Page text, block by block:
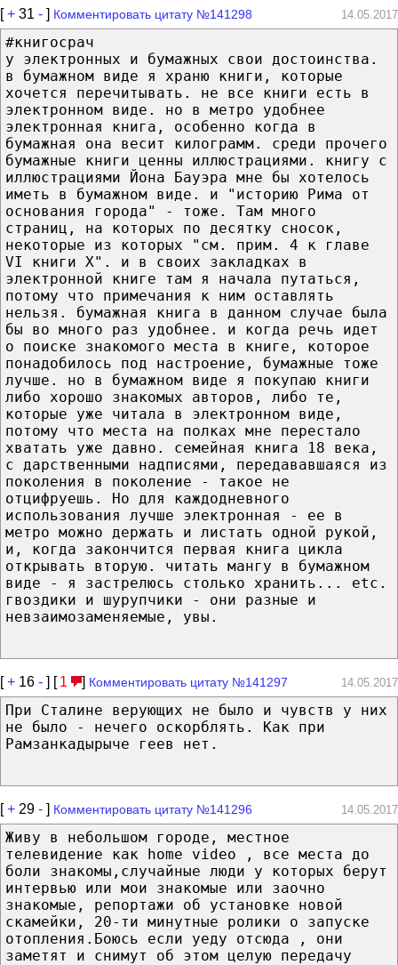
[+ 31 - ] Комментировать цитату №141298 14.05.2017
#книгосрач
у электронных и бумажных свои достоинства.
в бумажном виде я храню книги, которые
хочется перечитывать. не все книги есть в
электронном виде. но в метро удобнее
электронная книга, особенно когда в
бумажная она весит килограмм. среди прочего
бумажные книги ценны иллюстрациями. книгу с
иллюстрациями Йона Бауэра мне бы хотелось
иметь в бумажном виде. и "историю Рима от
основания города" - тоже. Там много
страниц, на которых по десятку сносок,
некоторые из которых "см. прим. 4 к главе
VI книги X". и в своих закладках в
электронной книге там я начала путаться,
потому что примечания к ним оставлять
нельзя. бумажная книга в данном случае была
бы во много раз удобнее. и когда речь идет
о поиске знакомого места в книге, которое
понадобилось под настроение, бумажные тоже
лучше. но в бумажном виде я покупаю книги
либо хорошо знакомых авторов, либо те,
которые уже читала в электронном виде,
потому что места на полках мне перестало
хватать уже давно. семейная книга 18 века,
с дарственными надписями, передававшаяся из
поколения в поколение - такое не
отцифруешь. Но для каждодневного
использования лучше электронная - ее в
метро можно держать и листать одной рукой,
и, когда закончится первая книга цикла
открывать вторую. читать мангу в бумажном
виде - я застрелюсь столько хранить... etc.
гвоздики и шурупчики - они разные и
невзаимозаменяемые, увы.
[+ 16 - ] [ 1 ] Комментировать цитату №141297 14.05.2017
При Сталине верующих не было и чувств у них
не было - нечего оскорблять. Как при
Рамзанкадырыче геев нет.
[+ 29 - ] Комментировать цитату №141296 14.05.2017
Живу в небольшом городе, местное
телевидение как home video , все места до
боли знакомы,cлучайные люди у которых берут
интервью или мои знакомые или заочно
знакомые, репортажи об установке новой
скамейки, 20-ти минутные ролики о запуске
отопления.Боюсь если уеду отсюда , они
заметят и снимут об этом целую передачу